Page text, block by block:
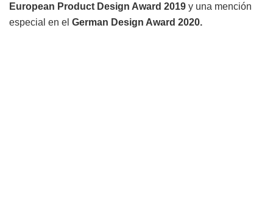
European Product Design Award 2019 y una mención
especial en el German Design Award 2020.